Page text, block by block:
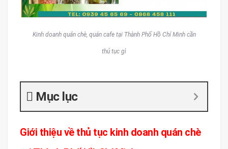
Kinh doanh quán chè, quán cafe tại Thành Phố Hồ Chí Minh cần
thủ tục gì
Mục lục
Giới thiệu về thủ tục kinh doanh quán chè